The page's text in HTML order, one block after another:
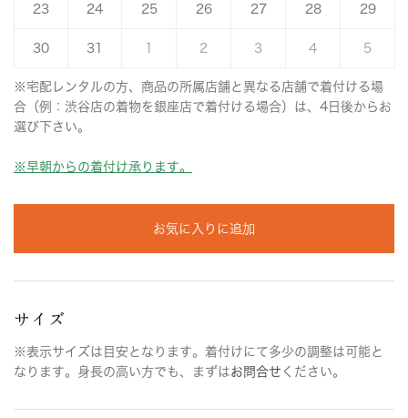
23 24 25 26 27 28 29
30 31 2 3 4 5
※宅配レンタルの方、商品の所属店舗と異なる店舗で着付ける場
合（例：渋谷店の着物を銀座店で着付ける場合）は、4日後からお
選び下さい。
※早朝からの着付け承ります。
お気に入りに追加
サイズ
※表示サイズは目安となります。着付けにて多少の調整は可能と
なります。身長の高い方でも、まずはお問合せ ください。